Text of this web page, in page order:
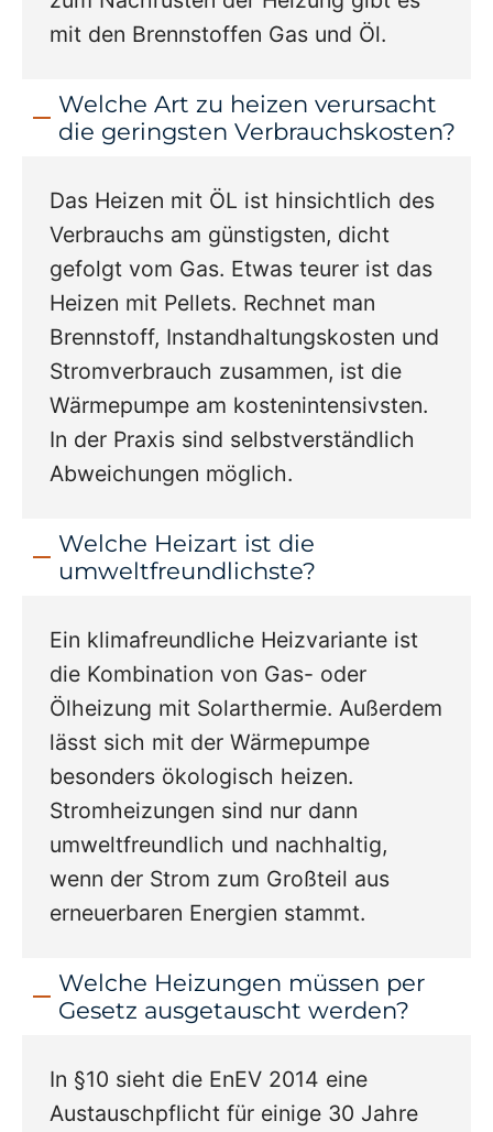
mit den Brennstoffen Gas und Öl.
Welche Art zu heizen verursacht
die geringsten Verbrauchskosten?
Das Heizen mit ÖL ist hinsichtlich des
Verbrauchs am günstigsten, dicht
gefolgt vom Gas. Etwas teurer ist das
Heizen mit Pellets. Rechnet man
Brennstoff, Instandhaltungskosten und
Stromverbrauch zusammen, ist die
Wärmepumpe am kostenintensivsten.
In der Praxis sind selbstverständlich
Abweichungen möglich.
Welche Heizart ist die
umweltfreundlichste?
Ein klimafreundliche Heizvariante ist
die Kombination von Gas- oder
Ölheizung mit Solarthermie. Außerdem
lässt sich mit der Wärmepumpe
besonders ökologisch heizen.
Stromheizungen sind nur dann
umweltfreundlich und nachhaltig,
wenn der Strom zum Großteil aus
erneuerbaren Energien stammt.
Welche Heizungen müssen per
Gesetz ausgetauscht werden?
In §10 sieht die EnEV 2014 eine
Austauschpflicht für einige 30 Jahre